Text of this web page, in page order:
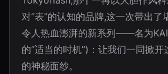
对“表”的认知的品牌,这一次带出了
令人热血澎湃的新系列——名为
的“适当的时机”)：让我们一同掀
的神秘面纱。